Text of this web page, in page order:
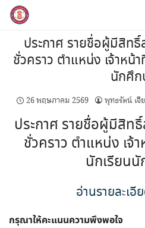
Skip
contentประกาศ รายชื่อผู้มีสิท
ชั่วคราว ตำแหน่ง เจ้าหน้
นักศึก
26 พฤษภาคม 2569 พุทธรัตน์ เจี
ประกาศ รายชื่อผู้มีสิท
ชั่วคราว ตำแหน่ง เจ้
นักเรียน
อ่านรายละเอี
กรุณาให้คะแนนความพึงพอใจ